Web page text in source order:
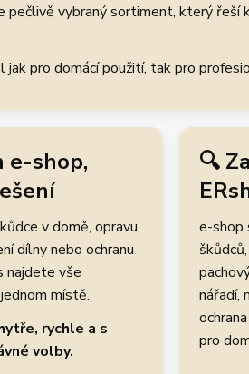
pečlivě vybraný sortiment, který řeší
pro domácí použití, tak pro
e-shop,
v domě, opravu
dílny nebo ochranu
najdete vše
místě.
rychle a s
volby.
🔍
e-shop
nářadí,
pro